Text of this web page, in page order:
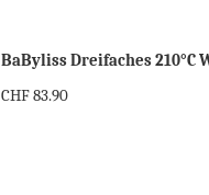
BaByliss Dreifaches 210°C
CHF83.90